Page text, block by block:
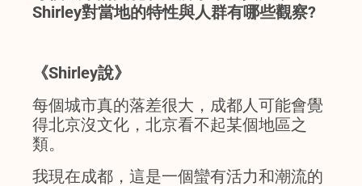
Shirley對當地的特性與人群有哪些觀察?
《Shirley說》
每個城市真的落差很大，成都人可能會覺
得北京沒文化，北京看不起某個地區之
類。
我現在成都，這是一個蠻有活力和潮流的